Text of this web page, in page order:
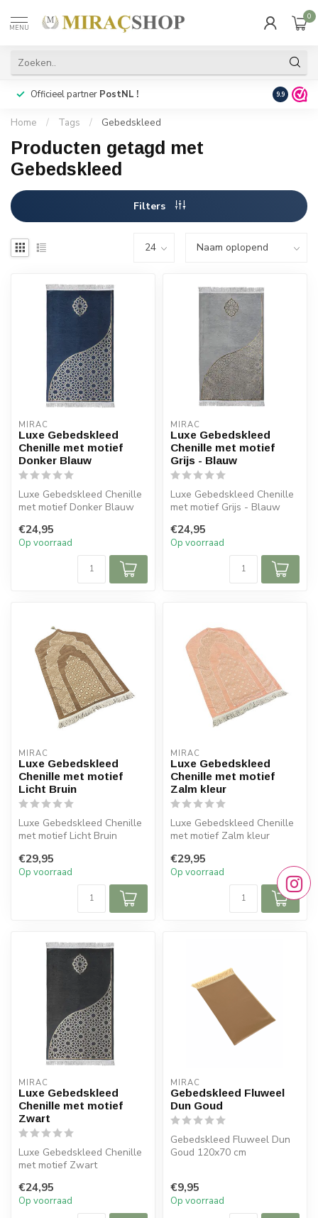
MENU
0
Officieel partner PostNL ! Snelle
9.9
Home / Tags / Gebedskleed
Producten getagd met
Gebedskleed
Filters
MIRAC
Luxe Gebedskleed
Chenille met motief
Donker Blauw
Luxe Gebedskleed Chenille
met motief Donker Blauw
€24,95
Op voorraad
MIRAC
Luxe Gebedskleed
Chenille met motief
Grijs - Blauw
Luxe Gebedskleed Chenille
met motief Grijs - Blauw
€24,95
Op voorraad
MIRAC
Luxe Gebedskleed
Chenille met motief
Licht Bruin
Luxe Gebedskleed Chenille
met motief Licht Bruin
€29,95
Op voorraad
MIRAC
Luxe Gebedskleed
Chenille met motief
Zalm kleur
Luxe Gebedskleed Chenille
met motief Zalm kleur
€29,95
Op voorraad
MIRAC
Luxe Gebedskleed
Chenille met motief
Zwart
Luxe Gebedskleed Chenille
met motief Zwart
€24,95
Op voorraad
MIRAC
Gebedskleed Fluweel
Dun Goud
Gebedskleed Fluweel Dun
Goud 120x70 cm
€9,95
Op voorraad